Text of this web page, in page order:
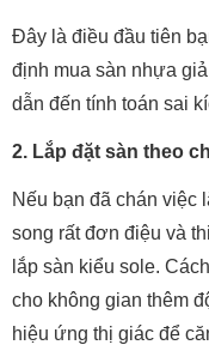
Đây là điều đầu tiên
định mua sàn nhựa
dẫn đến tính toán sai
2. Lắp đặt sàn theo
Nếu bạn đã chán việc
song rất đơn điệu và
lắp sàn kiểu sole.
cho không gian thêm
hiệu ứng thị giác để